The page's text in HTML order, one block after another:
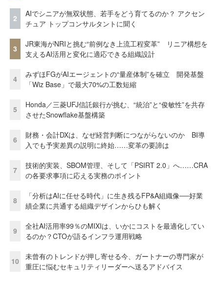
2
AIでシニアが無双状態、若手をどう育てるのか？ アクセン
チュア トップコンサルタントに聞く
3
JR東海がNRIと挑む“前例なき上流工程変革” リニア構想を
支えるAI活用と変化に適応できる組織設計
4
みずほFGがAIエージェントの“量産体制”を確立 開発基盤
「Wiz Base」で最大70%の工数短縮
5
Honda／三菱UFJ信託銀行が挑む、“統治”と“俊敏性”を共存
させたSnowflake基盤構築
6
財務・会計DXは、なぜ経営判断につながらないのか BI導
入でも予実差異の説明に終始……変革の要諦は
7
技術的実装、SBOM管理、そして「PSIRT 2.0」へ……CRA
の各要求事項に応える実務のポイント
8
「分析はAIに任せる時代」に生き残るFP&A組織像──好業
績企業に共通する組織デザインからひも解く
9
全社AI活用率99％のMIXIは、いかにコストを最適化してい
るのか？CTOが語るインフラ運用戦略
10
未曾有のトレンドが押し寄せる今、ガートナーの専門家が
重圧に悩むセキュリティリーダーへ送るアドバイス